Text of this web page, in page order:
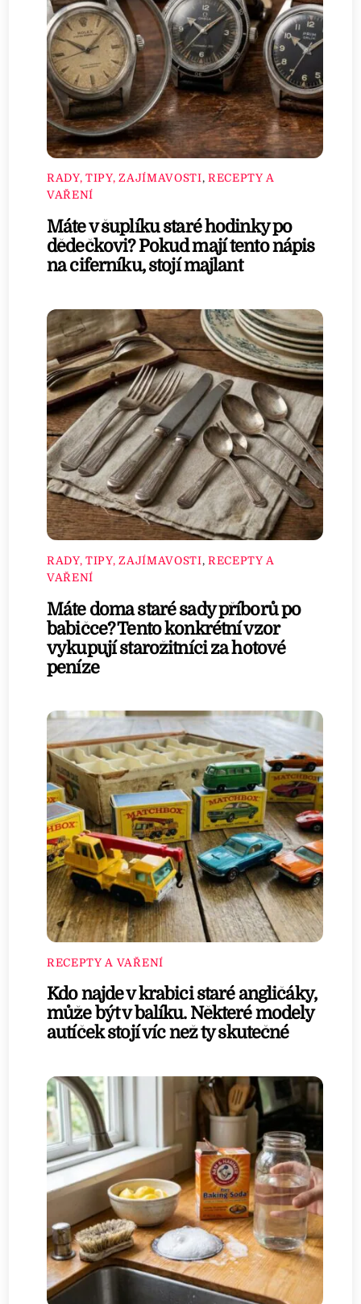
RADY, TIPY, ZAJÍMAVOSTI, RECEPTY A
VAŘENÍ
Máte v šuplíku staré hodinky po
dědečkovi? Pokud mají tento nápis
na ciferníku, stojí majlant
RADY, TIPY, ZAJÍMAVOSTI, RECEPTY A
VAŘENÍ
Máte doma staré sady příborů po
babičce? Tento konkrétní vzor
vykupují starožitníci za hotové
peníze
RECEPTY A VAŘENÍ
Kdo najde v krabici staré angličáky,
může být v balíku. Některé modely
autíček stojí víc než ty skutečné